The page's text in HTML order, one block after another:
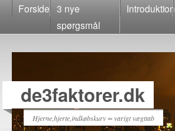
Forside 3 nye
spørgsmål
Introduktion
de3faktorer.dk
Hjerne,hjerte,indkøbskurv = varigt vægttab